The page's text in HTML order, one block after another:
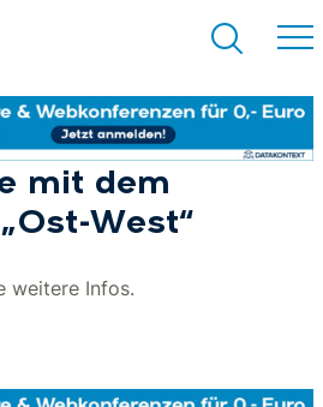
Suchen
mit dem
West“
weitere Infos.